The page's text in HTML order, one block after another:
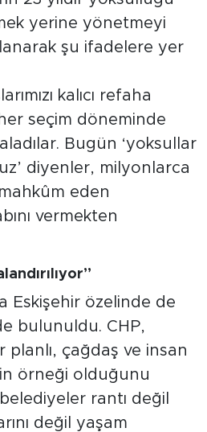
yerine yönetmeyi
şu ifadelere yer
kalıcı refaha
seçim döneminde
Bugün ‘yoksullar
diyenler, milyonlarca
eden
vermekten
Eskişehir özelinde de
bulunuldu. CHP,
planlı, çağdaş ve insan
örneği olduğunu
rantı değil
değil yaşam